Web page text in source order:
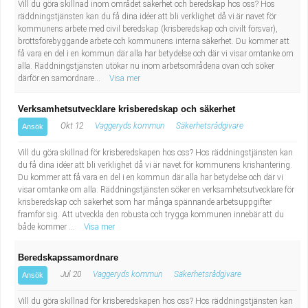
Industriell tillverkning
Installation, drift, underhåll
Kropps- och skönhetsvård
Kultur, media, design
Militärt arbete
Naturbruk
Naturvetenskapligt arbete
Sanering och renhållning
Behandlingsassistent/Socialpedagog
Tandsköterska
Budbilsförare
Tidningsbud/Tidningsdistributör
Lärare i fritidshem/Fritidspedagog
Taxiförare/Taxichaufför
Läkarsekreterare/Vårdadmin/Medicinsk
Lastbilsförare m.fl.
Vill du göra skillnad inom området säkerhet och beredskap hos oss? Hos
räddningstjänsten kan du få dina idéer att bli verklighet då vi är navet för
kommunens arbete med civil beredskap (krisberedskap och civilt försvar),
brottsförebyggande arbete och kommunens interna säkerhet. Du kommer att
få vara en del i en kommun där alla har betydelse och där vi visar omtanke om
alla. Räddningstjänsten utökar nu inom arbetsområdena ovan och söker
därför en samordnare...
Visa mer
Verksamhetsutvecklare krisberedskap och säkerhet
Ansök Okt 12 Vaggeryds kommun Säkerhetsrådgivare
Vill du göra skillnad för krisberedskapen hos oss? Hos räddningstjänsten kan
du få dina idéer att bli verklighet då vi är navet för kommunens krishantering.
Du kommer att få vara en del i en kommun där alla har betydelse och där vi
visar omtanke om alla. Räddningstjänsten söker en verksamhetsutvecklare för
krisberedskap och säkerhet som har många spännande arbetsuppgifter
framför sig. Att utveckla den robusta och trygga kommunen innebär att du
både kommer ...
Visa mer
Beredskapssamordnare
Ansök Jul 20 Vaggeryds kommun Säkerhetsrådgivare
Vill du göra skillnad för krisberedskapen hos oss? Hos räddningstjänsten kan